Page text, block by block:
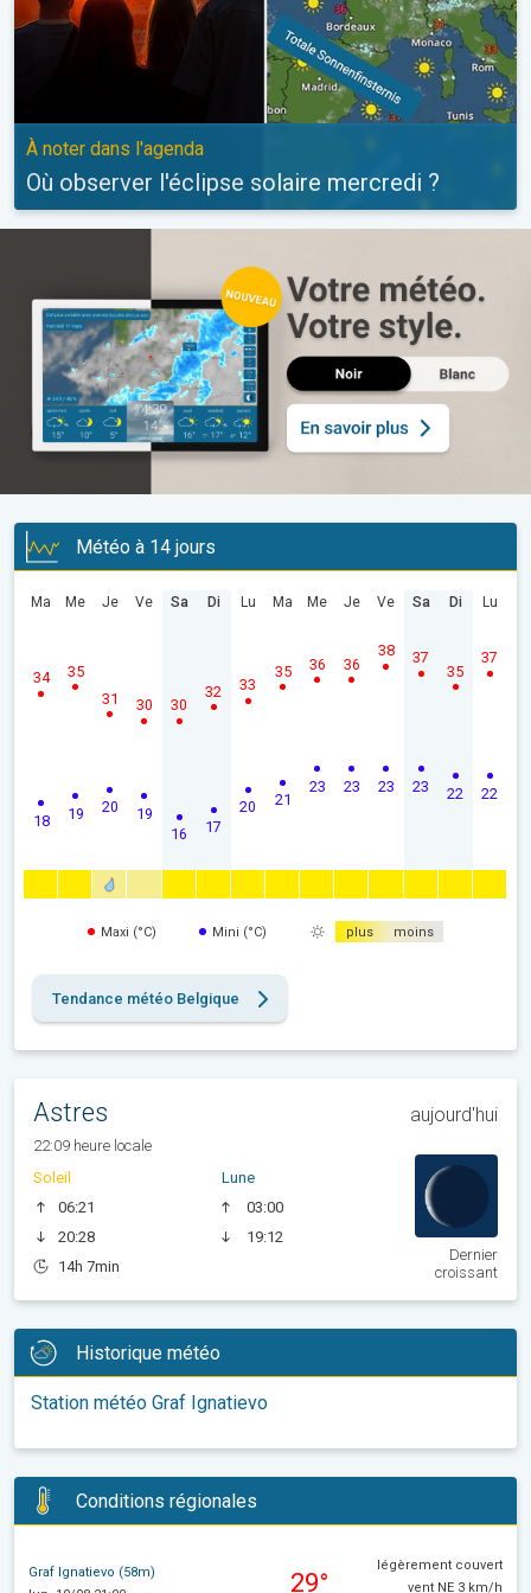
À noter dans l'agenda
Où observer l'éclipse solaire mercredi ?
Météo à 14 jours
Ma
18
34
Me
19
35
Je
20
31
Ve
19
30
Sa
16
30
Di
17
32
Lu
20
33
Ma
21
35
Me
23
36
Je
23
36
Ve
23
38
Sa
23
37
Di
22
35
Lu
22
37
Maxi (°C) Mini (°C) plus moins
Tendance météo Belgique
Astres aujourd'hui
22:09 heure locale
Soleil
06:21
20:28
14h 7min
Lune
03:00
19:12
Dernier
croissant
Historique météo
Station météo Graf Ignatievo
Conditions régionales
Graf Ignatievo (58m)
29°
légèrement couvert
vent NE 3 km/h